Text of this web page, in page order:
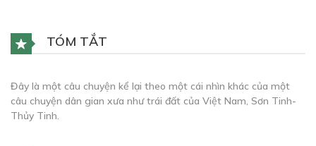
TÓM TẮT
Đây là một câu chuyện kể lại theo một cái nhìn khác của một
câu chuyện dân gian xưa như trái đất của Việt Nam, Sơn Tinh-
Thủy Tinh.